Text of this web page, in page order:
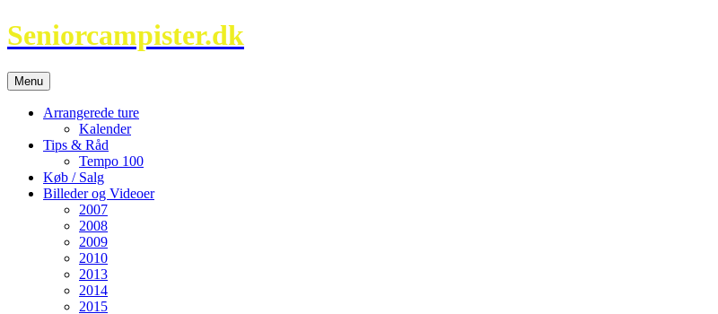
Hop
til
Seniorcampister.dk
Menu
Arrangerede ture
Kalender
Tips & Råd
Tempo 100
Køb / Salg
Billeder og Videoer
2007
2008
2009
2010
2013
2014
2015